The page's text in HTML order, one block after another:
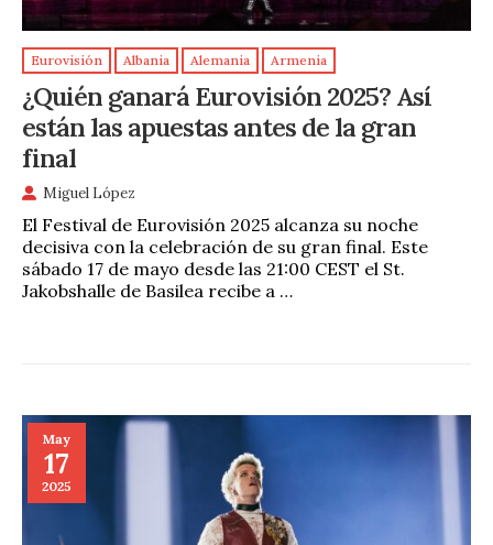
Eurovisión Albania Alemania Armenia
¿Quién ganará Eurovisión 2025? Así
están las apuestas antes de la gran
final
Miguel López
El Festival de Eurovisión 2025 alcanza su noche
decisiva con la celebración de su gran final. Este
sábado 17 de mayo desde las 21:00 CEST el St.
Jakobshalle de Basilea recibe a …
May
17
2025